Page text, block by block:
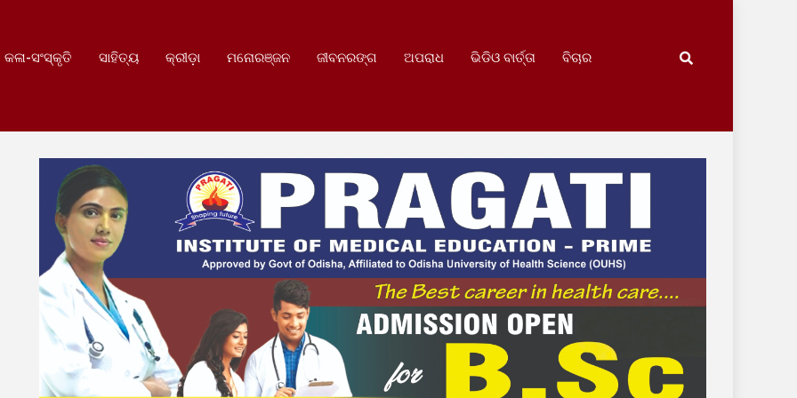
କଳା-ସଂସ୍କୃତି ସାହିତ୍ୟ କ୍ରୀଡ଼ା ମନୋରଞ୍ଜନ ଜୀବନରଙ୍ଗ ଅପରାଧ ଭିଡିଓ ବାର୍ତ୍ତା ବିଚାର